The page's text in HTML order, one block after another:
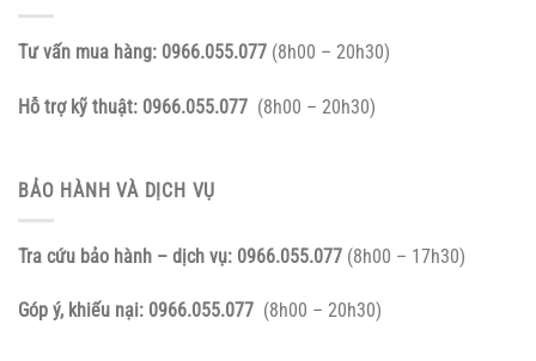
Tư vấn mua hàng: 0966.055.077 (8h00 – 20h30)
Hỗ trợ kỹ thuật: 0966.055.077 (8h00 – 20h30)
BẢO HÀNH VÀ DỊCH VỤ
Tra cứu bảo hành – dịch vụ: 0966.055.077 (8h00 – 17h30)
Góp ý, khiếu nại: 0966.055.077 (8h00 – 20h30)